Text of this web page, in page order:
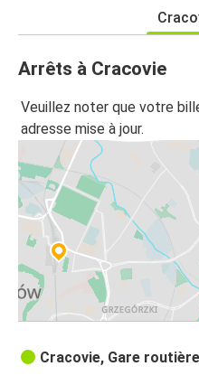
Arrêts à Cracovie
Veuillez noter que votre
adresse mise à jour.
Cracovie, Gare